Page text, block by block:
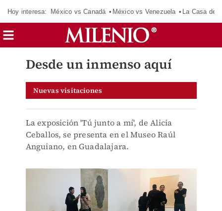
Hoy interesa: México vs Canadá México vs Venezuela La Casa de
Desde un inmenso aquí
Nuevas visitaciones
La exposición 'Tú junto a mí', de Alicia
Ceballos, se presenta en el Museo Raúl
Anguiano, en Guadalajara.